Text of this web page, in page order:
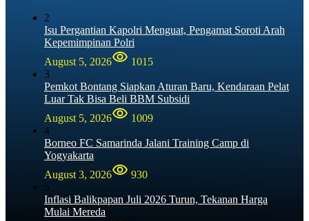
2
Isu Pergantian Kapolri Menguat, Pengamat Soroti Arah
Kepemimpinan Polri
August 5, 2026
1015
3
Pemkot Bontang Siapkan Aturan Baru, Kendaraan Pelat
Luar Tak Bisa Beli BBM Subsidi
August 5, 2026
1009
4
Borneo FC Samarinda Jalani Training Camp di
Yogyakarta
August 3, 2026
930
5
Inflasi Balikpapan Juli 2026 Turun, Tekanan Harga
Mulai Mereda